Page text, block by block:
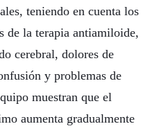
teniendo en cuenta los
de la terapia antiamiloide,
cerebral, dolores de
y problemas de
muestran que el
aumenta gradualmente